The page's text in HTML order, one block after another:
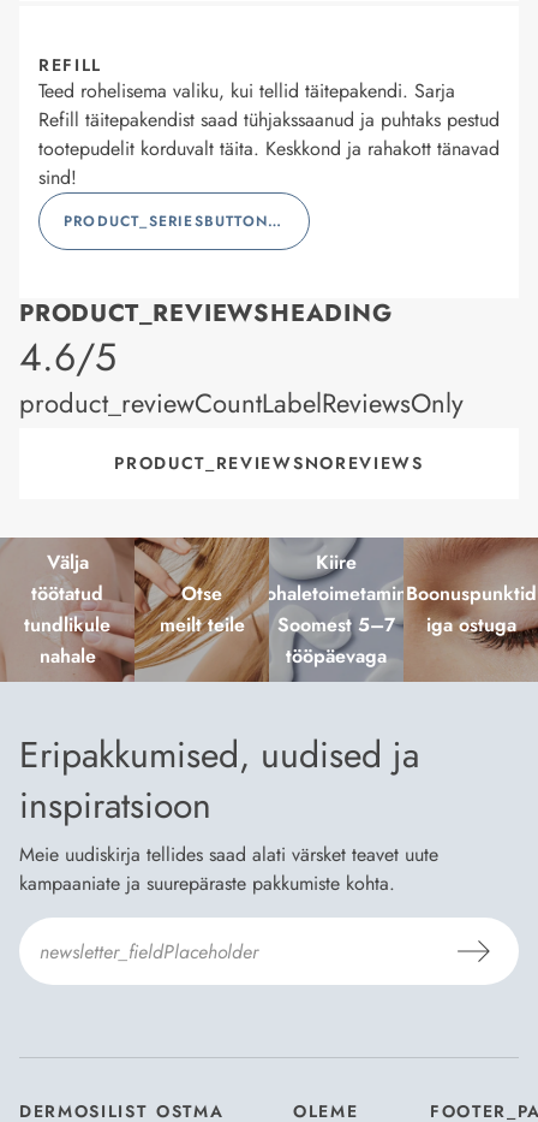
REFILL
Teed rohelisema valiku, kui tellid täitepakendi. Sarja
Refill täitepakendist saad tühjakssaanud ja puhtaks pestud
tootepudelit korduvalt täita. Keskkond ja rahakott tänavad
sind!
PRODUCT_SERIESBUTTONLABEL
PRODUCT_REVIEWSHEADING
product_rating
4.6/5
product_reviewCountLabelReviewsOnly
PRODUCT_REVIEWSNOREVIEWS
Välja
töötatud
tundlikule
nahale
Otse
meilt teile
Kiire
kohaletoimetamine
Soomest 5–7
tööpäevaga
Boonuspunktid
iga ostuga
Eripakkumised, uudised ja
inspiratsioon
Meie uudiskirja tellides saad alati värsket teavet uute
kampaaniate ja suurepäraste pakkumiste kohta.
DERMOSILIST OSTMA OLEME